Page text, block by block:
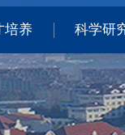
培养 科学研